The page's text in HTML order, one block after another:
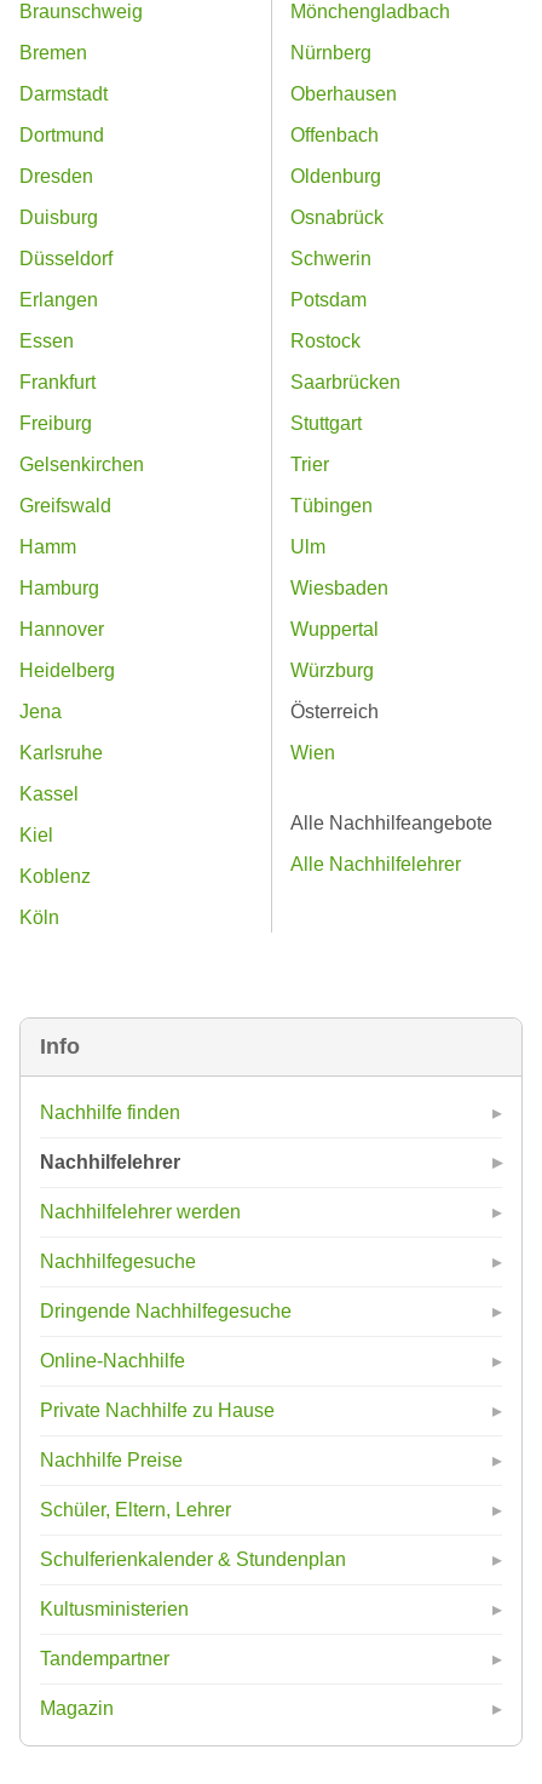
Info
Nachhilfe finden
Nachhilfelehrer
Nachhilfelehrer werden
Nachhilfegesuche
Dringende Nachhilfegesuche
Online-Nachhilfe
Private Nachhilfe zu Hause
Nachhilfe Preise
Schüler, Eltern, Lehrer
Schulferienkalender & Stundenplan
Kultusministerien
Tandempartner
Magazin
Braunschweig
Bremen
Darmstadt
Dortmund
Dresden
Duisburg
Düsseldorf
Erlangen
Essen
Frankfurt
Freiburg
Gelsenkirchen
Greifswald
Hamm
Hamburg
Hannover
Heidelberg
Jena
Karlsruhe
Kassel
Kiel
Koblenz
Köln
Mönchengladbach
Nürnberg
Oberhausen
Offenbach
Oldenburg
Osnabrück
Schwerin
Potsdam
Rostock
Saarbrücken
Stuttgart
Trier
Tübingen
Ulm
Wiesbaden
Wuppertal
Würzburg
Österreich
Wien
Alle Nachhilfeangebote
Alle Nachhilfelehrer